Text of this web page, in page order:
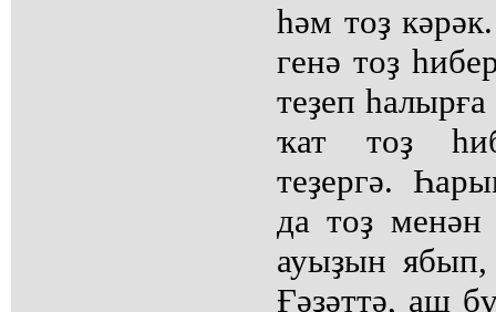
һәм тоҙ
генә тоҙ
теҙеп
ҡат тоҙ
теҙергә.
да тоҙ
ауыҙын
Ғәҙәттә, аш